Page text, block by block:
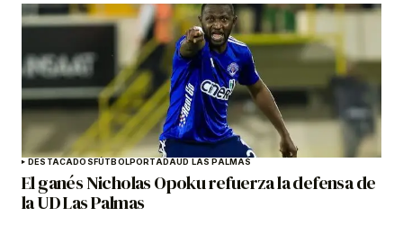
DESTACADOSFÚTBOLPORTADAUD LAS PALMAS
El ganés Nicholas Opoku refuerza la defensa de
la UD Las Palmas